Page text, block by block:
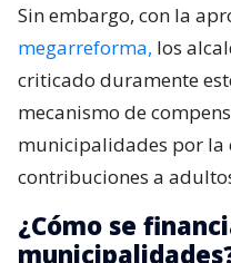
Sin embargo, con la
megarreforma, los
criticado duramente
mecanismo de
municipalidades por la
contribuciones a
¿Cómo se